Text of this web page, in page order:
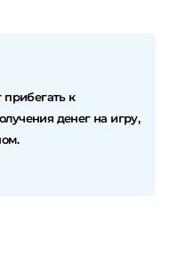
прибегать к
денег на игру,